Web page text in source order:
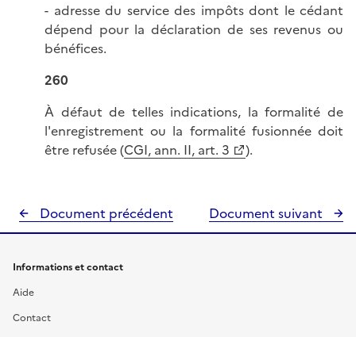
- adresse du service des impôts dont le cédant
dépend pour la déclaration de ses revenus ou
bénéfices.
260
À défaut de telles indications, la formalité de
l'enregistrement ou la formalité fusionnée doit
être refusée (CGI, ann. II, art. 3 ).
Document précédent Document suivant
Informations et contact
Aide
Contact